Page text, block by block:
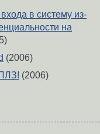
в систему из-
на
(2006)
(2006)